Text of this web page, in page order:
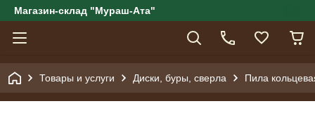
Магазин-склад "Мураш-Ата"
Товары и услуги Диски, буры, сверла Пила